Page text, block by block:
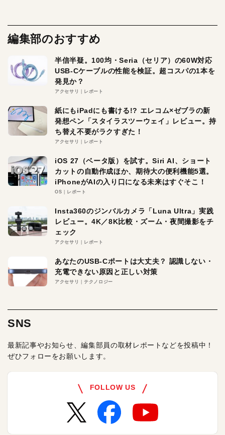
編集部のおすすめ
半信半疑。100均・Seria（セリア）の60W対応
USB-Cケーブルの性能を検証。超コスパの1本を
発見か？
アクセサリ レポート
紙にもiPadにも書ける!? エレコム×ゼブラの新
発想ペン「スタイラスツーウェイ」レビュー。持
ち替え不要がラクすぎた！
アクセサリ レポート
iOS 27（ベータ版）を試す。Siri AI、ショート
カットの自動作成ほか、期待大の便利機能5選。
iPhoneがAIの入り口になる未来はすぐそこ！
OS レポート
Insta360のジンバルカメラ「Luna Ultra」実践
レビュー。4K／8K比較・ズーム・夜間撮影をチ
ェック
アクセサリ レポート
あなたのUSB-Cポートは大丈夫？ 認識しない・
充電できない原因と正しい対策
アクセサリ テクノロジー
SNS
最新記事やお知らせ、編集部員の取材レポートなどを投稿中！
ぜひフォローをお願いします。
FOLLOW US